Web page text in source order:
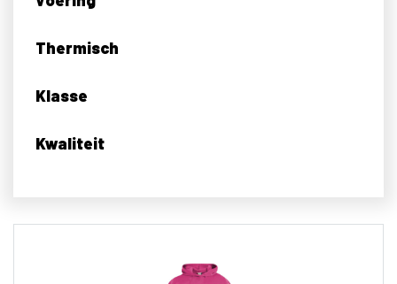
Thermisch
Klasse
Kwaliteit